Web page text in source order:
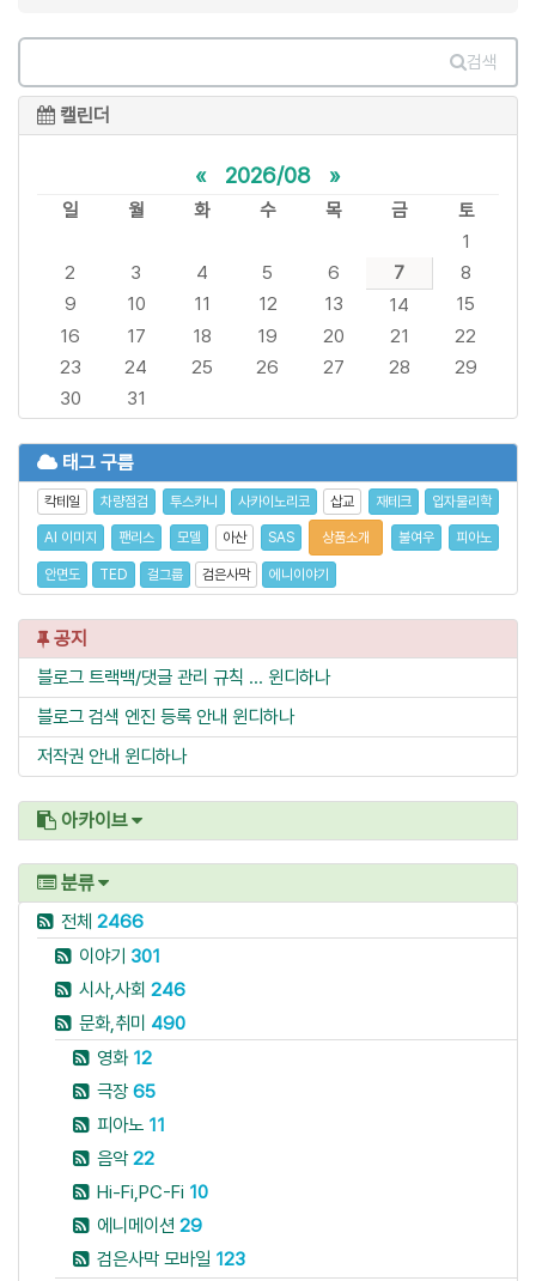
검색
캘린더
« 2026/08 »
일 월 화 수 목 금
토
1
2
3 4 5 6 7
8
9
10 11 12 13 14
15
16
17 18 19 20 21
22
23
24 25 26 27 28
29
30
31
태그 구름
칵테일 차량점검 투스카니 사카이노리코 삽교 재테크 입자물리학
AI 이미지 팬리스 모델 아산 SAS 상품소개 불여우 피아노
안면도 TED 걸그룹 검은사막 에니이야기
공지
블로그 트랙백/댓글 관리 규칙 ... 윈디하나
블로그 검색 엔진 등록 안내 윈디하나
저작권 안내 윈디하나
아카이브
분류
전체 2466
이야기 301
시사,사회 246
문화,취미 490
영화 12
극장65
피아노 11
음악22
Hi-Fi,PC-Fi 10
에니메이션 29
검은사막 모바일 123